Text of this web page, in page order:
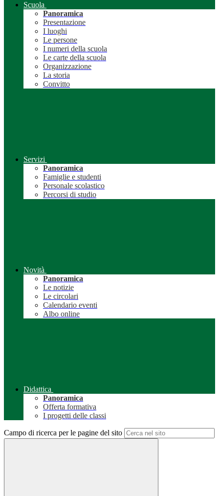
Scuola
Panoramica
Presentazione
I luoghi
Le persone
I numeri della scuola
Le carte della scuola
Organizzazione
La storia
Convitto
Servizi
Panoramica
Famiglie e studenti
Personale scolastico
Percorsi di studio
Novità
Panoramica
Le notizie
Le circolari
Calendario eventi
Albo online
Didattica
Panoramica
Offerta formativa
I progetti delle classi
Campo di ricerca per le pagine del sito